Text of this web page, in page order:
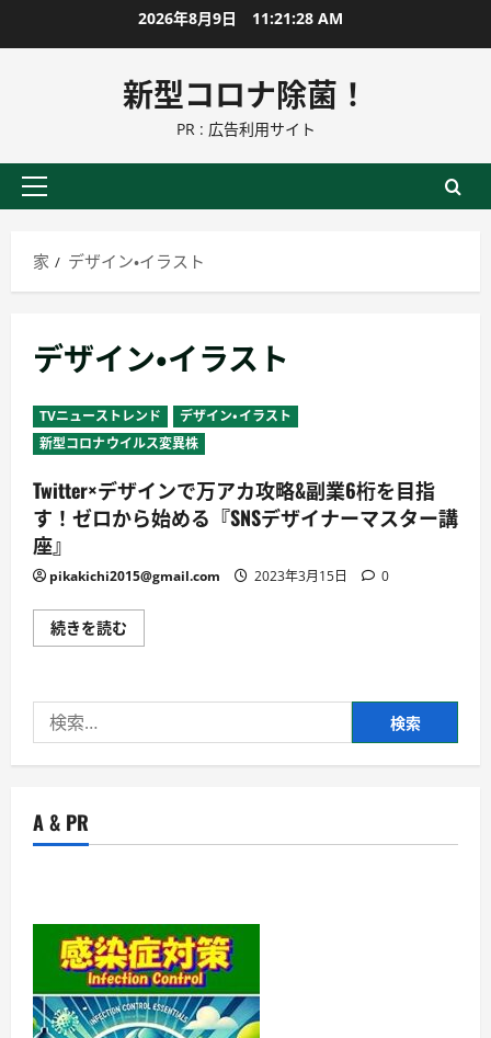
ン
に
2026年8月9日 11:21:28 AM
新型コロナ除菌！
PR : 広告利用サイト
プ
イ
メ
ュ
ー
家 デザイン・イラスト
デザイン・イラスト
TVニューストレンド
デザイン・イラスト
新型コロナウイルス変異株
Twitter×デザインで万アカ攻略&副業6桁を目指
す！ゼロから始める『SNSデザイナーマスター講
座』
pikakichi2015@gmail.com 2023年3月15日 0
続きを読む
デ
で
カ
攻
6
ゼ
ロ
か
ら
始
め
る
索:
A & PR